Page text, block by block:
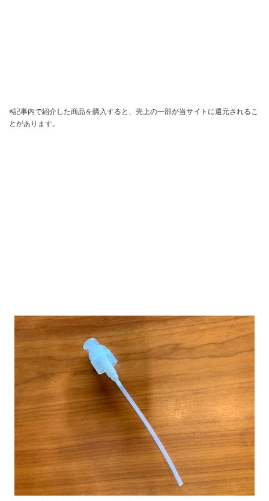
※記事内で紹介した商品を購入すると、売上の一部が当サイトに還元されるこ
とがあります。